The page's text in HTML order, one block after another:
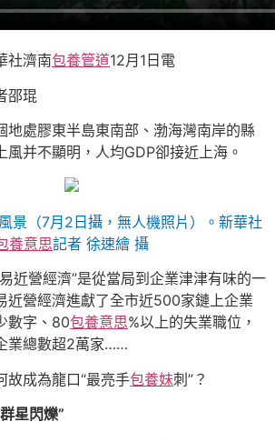
社濟南包養管道12月1日電
邵琨
地處膠東半島東南部、渤海灣南岸的縣
風并不顯明，人均GDP卻接近上海。
景（7月2日攝，無人機照片）。新華社
養意思記者 徐速繪 攝
近營經濟”是從當局到企業津津有味的一
近營經濟進獻了全市近500家鏈上企業
數字、80包養意思%以上的失業職位，
業總數超2萬家……
故成為龍口“最亮手包養妹刺”？
星閃爍”